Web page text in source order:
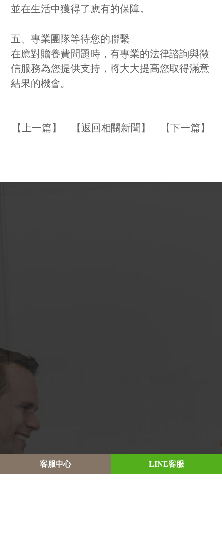
並在生活中獲得了應有的保障。
五、專業團隊等待您的聯繫
在應對贍養費問題時，有專業的法律諮詢與徵
信服務為您提供支持，將大大提高您取得滿意
結果的機會。
【 上一篇】 【返回相關新聞 】 【下一篇】
客服中心 LINE客服